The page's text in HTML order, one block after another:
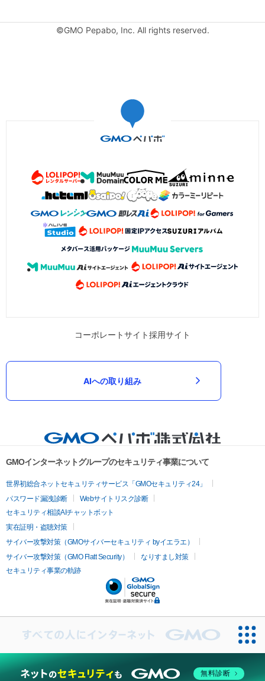
©GMO Pepabo, Inc. All rights reserved.
コーポレートサイト採用サイト
AIへの取り組み
GMOインターネットグループのセキュリティ事業について
世界初総合ネットセキュリティサービス「GMOセキュリティ24」
パスワード漏洩診断
Webサイトリスク診断
セキュリティ相談AIチャットボット
実在証明・盗聴対策
サイバー攻撃対策（GMOサイバーセキュリティ byイエラエ）
サイバー攻撃対策（GMO Flatt Security）
なりすまし対策
セキュリティ事業の軌跡
無料診断